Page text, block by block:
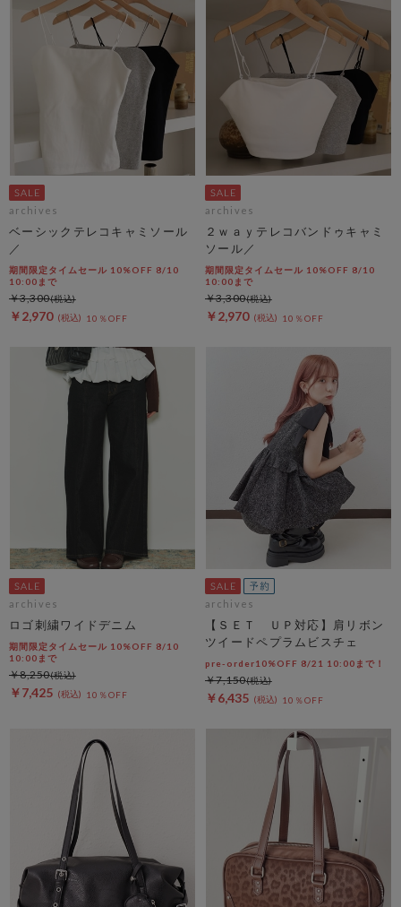
archives
ベーシックテレコキャミソール
／
期間限定タイムセール 10%OFF 8/10
10:00まで
￥2,970 10％OFF
￥3,300
archives
２ｗａｙテレコバンドゥキャミ
ソール／
期間限定タイムセール 10%OFF 8/10
10:00まで
￥2,970 10％OFF
￥3,300
archives
ロゴ刺繍ワイドデニム
期間限定タイムセール 10%OFF 8/10
10:00まで
￥7,425 10％OFF
￥8,250
archives
【ＳＥＴ ＵＰ対応】肩リボン
ツイードペプラムビスチェ
pre-order10%OFF 8/21 10:00まで！
￥6,435 10％OFF
￥7,150